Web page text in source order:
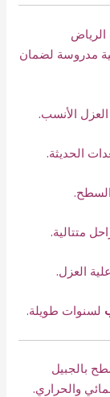
مدروسة لضمان
الأنسب.
الحديثة.
متتالية.
العزل.
لسنوات طويلة.
بالجبيل
والحراري.